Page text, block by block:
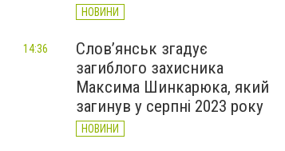
НОВИНИ
Слов’янськ згадує
загиблого захисника
Максима Шинкарюка, який
загинув у серпні 2023 року
НОВИНИ
14:36